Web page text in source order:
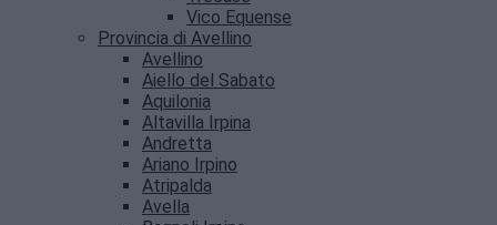
Vico Equense
Provincia di Avellino
Avellino
Aiello del Sabato
Aquilonia
Altavilla Irpina
Andretta
Ariano Irpino
Atripalda
Avella